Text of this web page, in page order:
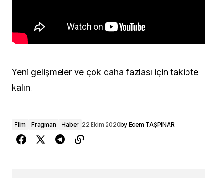
Yeni gelişmeler ve çok daha fazlası için takipte
kalın.
Film Fragman Haber 22 Ekim 2020by Ecem TAŞPINAR